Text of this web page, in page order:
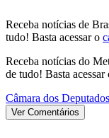
Receba notícias de
tudo! Basta acessar o
Receba notícias do
de tudo! Basta acessar
Câmara dos Deputados
Ver Comentários